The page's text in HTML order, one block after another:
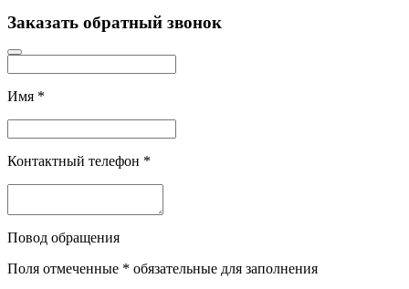
Заказать обратный звонок
Имя *
Контактный телефон *
Повод обращения
Поля отмеченные * обязательные для заполнения